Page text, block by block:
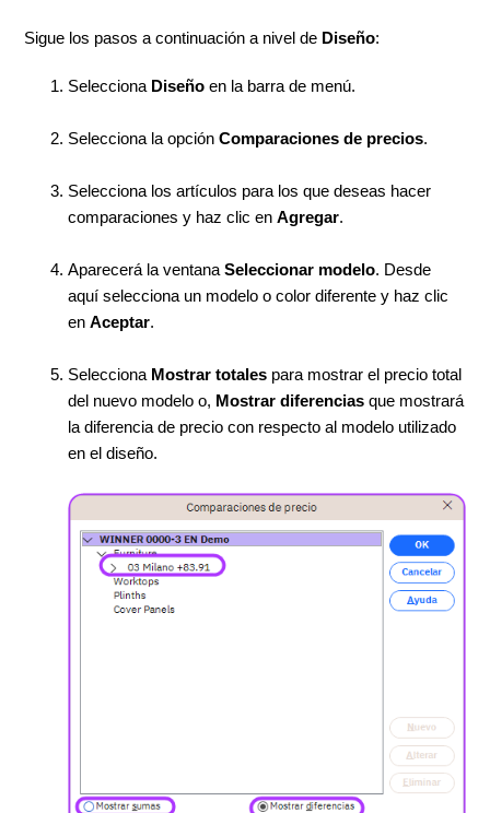
Sigue los pasos a continuación a nivel de Diseño:
Selecciona Diseño en la barra de menú.
Selecciona la opciónComparaciones de precios.
Selecciona los artículos para los que deseas hacer
comparaciones y haz clic enAgregar.
Aparecerá la ventanaSeleccionar modelo. Desde
aquí selecciona un modelo o color diferente y haz clic
enAceptar.
Selecciona Mostrar totales para mostrar el precio total
del nuevo modelo o, Mostrar diferencias que mostrará
la diferencia de precio con respecto al modelo utilizado
en el diseño.